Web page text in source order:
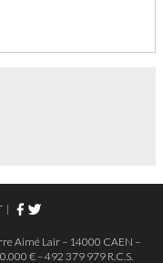
|
Aimé Lair – 14000 CAEN –
€ – 492 379 979 R.C.S.